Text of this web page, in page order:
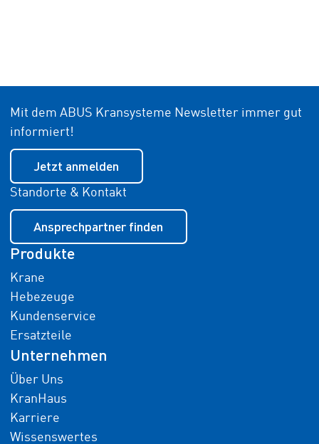
Mit dem ABUS Kransysteme Newsletter immer gut
informiert!
Jetzt anmelden
Standorte & Kontakt
Ansprechpartner finden
Produkte
Krane
Hebezeuge
Kundenservice
Ersatzteile
Unternehmen
Über Uns
KranHaus
Karriere
Wissenswertes